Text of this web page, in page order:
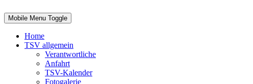
Mobile Menu Toggle
Home
TSV allgemein
Verantwortliche
Anfahrt
TSV-Kalender
Fotogalerie